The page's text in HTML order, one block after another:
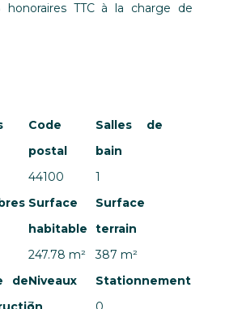
honoraires TTC à la charge de
Code
postal
44100
Salles de
bain
1
Surface
habitable
247.78 m²
Surface
terrain
387 m²
deNiveaux
Stationnement